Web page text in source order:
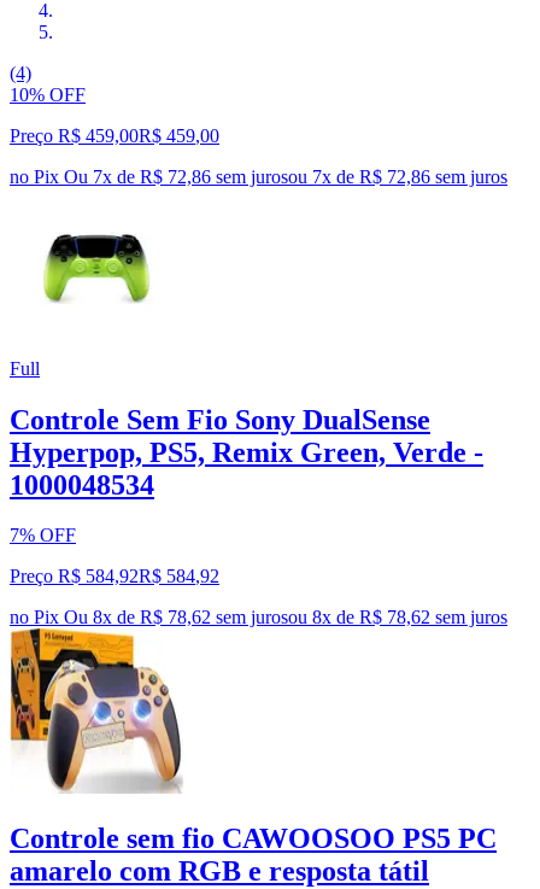
(4)
10% OFF
Preço R$ 459,00R$ 459,00
no Pix Ou 7x de R$ 72,86 sem jurosou 7x de R$ 72,86 sem juros
Full
Controle Sem Fio Sony DualSense
Hyperpop, PS5, Remix Green, Verde -
1000048534
7% OFF
Preço R$ 584,92R$ 584,92
no Pix Ou 8x de R$ 78,62 sem jurosou 8x de R$ 78,62 sem juros
Controle sem fio CAWOOSOO PS5 PC
amarelo com RGB e resposta tátil